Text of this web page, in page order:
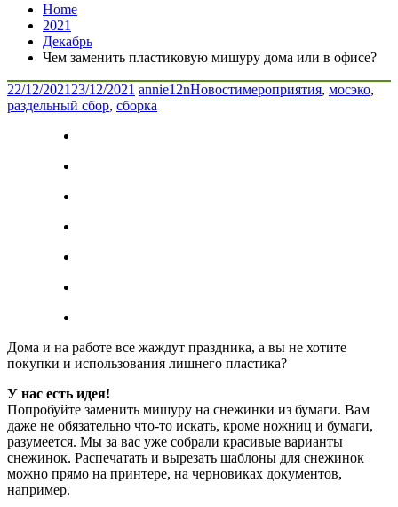
Home
2021
Декабрь
Чем заменить пластиковую мишуру дома или в офисе?
22/12/2021 23/12/2021 annie12nНовостимероприятия, мосэко,
раздельный сбор, сборка
Дома и на работе все жаждут праздника, а вы не хотите
покупки и использования лишнего пластика?
У нас есть идея!
Попробуйте заменить мишуру на снежинки из бумаги. Вам
даже не обязательно что-то искать, кроме ножниц и бумаги,
разумеется. Мы за вас уже собрали красивые варианты
снежинок. Распечатать и вырезать шаблоны для снежинок
можно прямо на принтере, на черновиках документов,
например.